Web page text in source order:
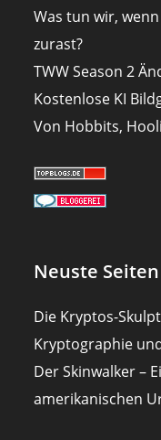
Was tun wir,
zurast?
TWW Season 2
Kostenlose KI
Von Hobbits,
Neuste Seiten
Die Kryptos-
Kryptographie
Der Skinwalker –
amerikanischen